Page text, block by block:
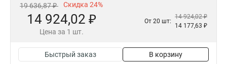
19 636,87 ₽ Скидка 24%
14 924,02 ₽
Цена за 1 шт.
От 20 шт:
14 924,02 ₽
14 177,63 ₽
Быстрый заказ В корзину